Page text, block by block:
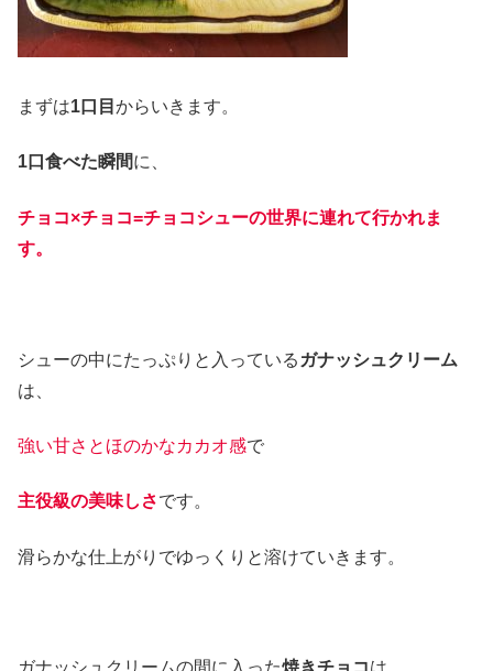
まずは1口目 からいきます。
1口食べた瞬間に、
チョコ×チョコ=チョコシューの世界に連れて行かれま
す。
シューの中にたっぷりと入っている ガナッシュクリーム
は、
強い甘さとほのかなカカオ感で
主役級の美味しさです。
滑らかな仕上がりでゆっくりと溶けていきます。